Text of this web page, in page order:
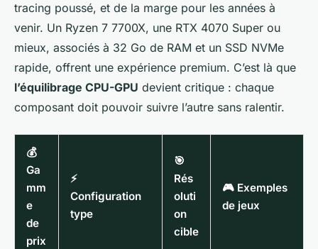
tracing poussé, et de la marge pour les années à
venir. Un Ryzen 7 7700X, une RTX 4070 Super ou
mieux, associés à 32 Go de RAM et un SSD NVMe
rapide, offrent une expérience premium. C’est là que
l’équilibrage CPU-GPU devient critique : chaque
composant doit pouvoir suivre l’autre sans ralentir.
💰
Ga
mm
e
de
prix
⚡
Configuration
type
🎯
Rés
oluti
on
cible
🎮 Exemples
de jeux